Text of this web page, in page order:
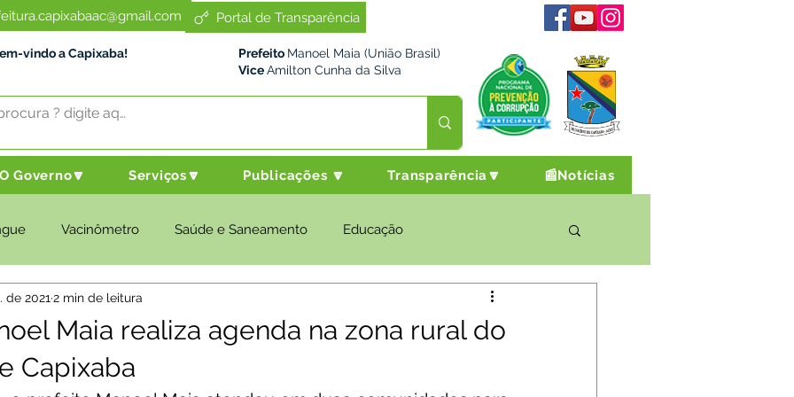
Portal de Transparência
vindo a Capixaba! Prefeito Manoel Maia (União Brasil)
ViceAmilton Cunha da Silva
O Governo🔽 Serviços🔽 Publicações 🔽 Transparência🔽 📰Notícias
Vacinômetro Saúde e Saneamento Educação
e Meio Ambiente Desporto Cultura e Lazer
e Governo
Maia realiza agenda na zona rural do
Capixaba
de 2021 2 min de leitura